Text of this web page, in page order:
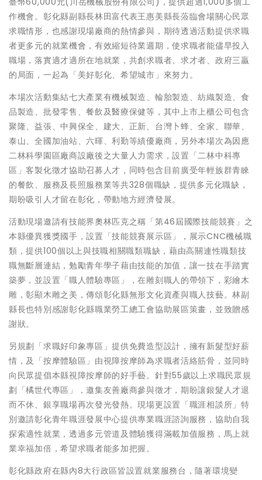
作機會。彰化縣副縣長林田富代表王惠美縣長蒞臨會場關心民眾
求職情形，也感謝現場廠商的熱情參與，期待透過活動提供求職
者更多元的就業機會，有效縮短待業週期，使求職者能儘早投入
職場，落實適才適所在地就業，共創求職者、求才者、政府三贏
的局面，一起為「美好彰化、希望城市」來努力。
本場次活動集結七大產業有機械製造、輪胎製造、紡織製造、食
品製造、批發零售、餐飲及醫療保健等，其中上市上櫃公司包含
聚隆、益張、中興保全、建大、正新、台灣卜蜂、全家、聯華、
泰山、全國加油站、六暉、利勤等績優廠商，另外本場次為因應
二林科學園區廠商設廠後之大量人力需求，設置「二林中科專
區」客製化徵才協助召募人才，同時包含目前廣受年輕族群青睞
的餐飲、服務及長照服務業等共328個職缺，提供多元化職缺，
期盼吸引人才留在彰化，帶動地方經濟發展。
活動現場邀請有技能界奧林匹克之稱「第46屆國際技能競賽」之
本縣優異獲獎國手，設置「技能競賽展示區」，展示CNC機械職
類，提供100個以上與技職相關職類職缺，藉由高關連性職類技
職無斷層連結，勉勵青年學子藉由技能的加值，讓一技在手踏實
築夢，並設置「職人體驗專區」，在雕刻職人的帶領下，彩繪木
雕，彰顯木雕之美，傳頌彰化縣無形文化資產與職人技藝。林副
縣長也特別感謝彰化縣職業勞工總工會協助展區策畫，並致贈感
謝狀。
另規劃「求職好印象專區」提供免費造型設計，擁有新髮型好薪
情，及「按摩體驗區」由視障按摩師為求職者活絡筋骨，並同時
向民眾提倡本縣視障按摩師的好手藝。針對55歲以上求職民眾規
劃「橘世代專區」，邀集友善廠商參與徵才，期盼讓銀髮人才退
而不休、銀享職場再次發光發熱。現場更設置「職涯相談所」特
別邀請彰化青年職涯發展中心提供專業職涯諮詢服務，協助自我
探索適性就業，透過多元管道及體驗獲得滿載加值服務，馬上就
業幸福加倍，希望求職者能多加把握。
彰化縣政府在縣內8大行政區皆設置就業服務台，隨著環境變